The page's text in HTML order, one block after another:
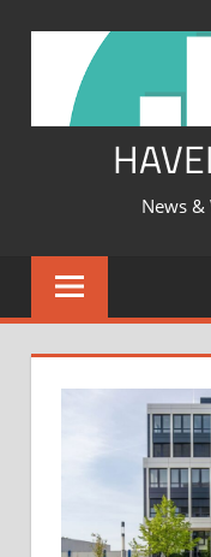
springen
News &